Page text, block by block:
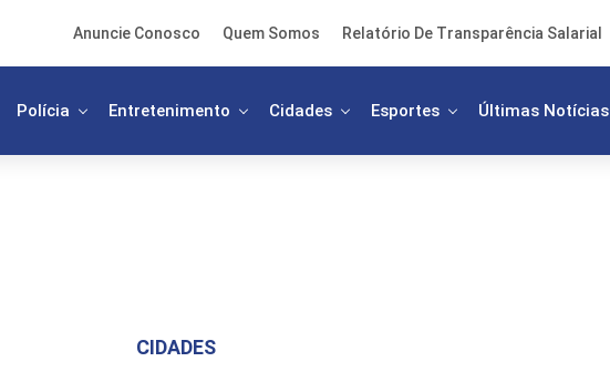
Anuncie Conosco Quem Somos Relatório De Transparência Salarial
Polícia Entretenimento Cidades Esportes Últimas Notícias
CIDADES